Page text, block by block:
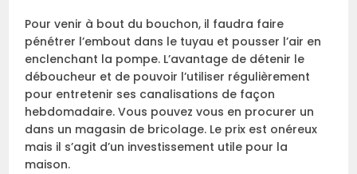
Pour venir à bout du bouchon, il faudra faire
pénétrer l’embout dans le tuyau et pousser l’air en
enclenchant la pompe. L’avantage de détenir le
déboucheur et de pouvoir l’utiliser régulièrement
pour entretenir ses canalisations de façon
hebdomadaire. Vous pouvez vous en procurer un
dans un magasin de bricolage. Le prix est onéreux
mais il s’agit d’un investissement utile pour la
maison.